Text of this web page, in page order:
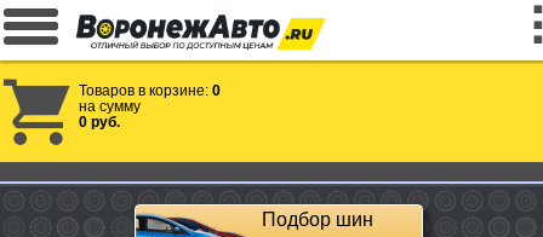
Товаров в корзине: 0
на сумму
0 руб.
Подбор шин